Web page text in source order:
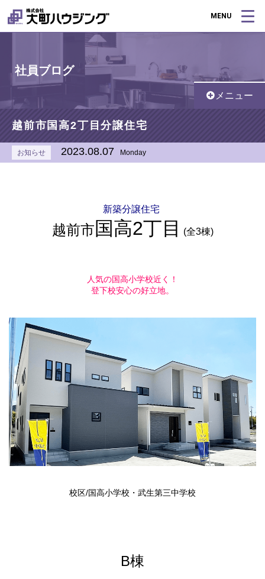
MENU
社員ブログ
メニュー
越前市国高2丁目分譲住宅
お知らせ 2023.08.07 Monday
新築分譲住宅
越前市国高2丁目 (全3棟)
人気の国高小学校近く！
登下校安心の好立地。
校区/国高小学校・武生第三中学校
B棟